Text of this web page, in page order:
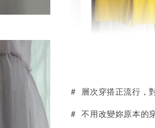
NT$ 190
NT$ 450
-
# 層次穿搭正流行，
# 不用改變妳原本的